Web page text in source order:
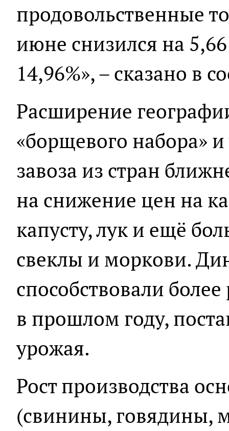
продовольственные
июне снизился на
14,96%», – сказано в
Расширение
«борщевого набора»
завоза из стран
на снижение цен на
капусту, лук и ещё
свеклы и моркови.
способствовали
в прошлом году,
урожая.
Рост производства
(свинины, говядины,